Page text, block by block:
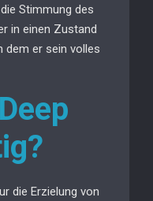
Stimmung des
in einen Zustand
dem er sein volles
die Erzielung von